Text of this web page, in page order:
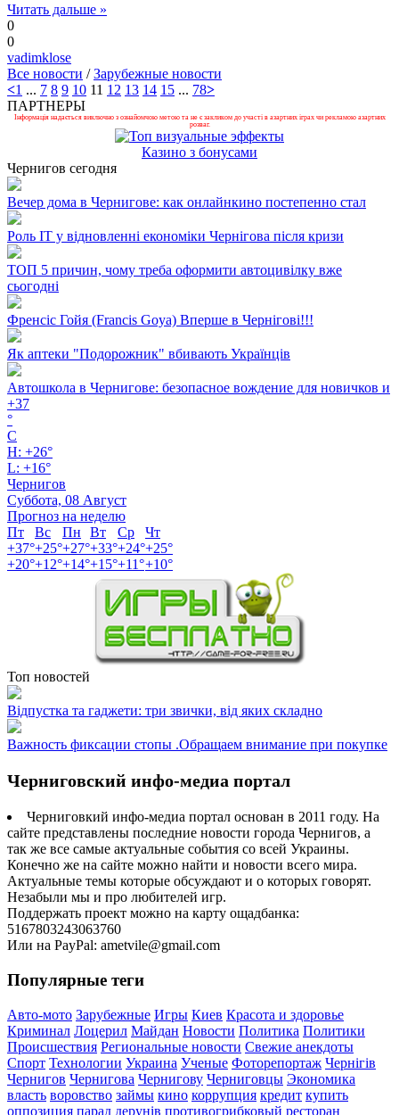
Читать дальше »
0
0
vadimklose
Все новости /Зарубежные новости
<1 ... 7 8 9 10 11 12 13 14 15 ... 78>
ПАРТНЕРЫ
Інформація надається виключно з ознайомчою метою та не є закликом до участі в азартних іграх чи рекламою азартних
розваг.
Казино з бонусами
Чернигов сегодня
Вечер дома в Чернигове: как онлайнкино постепенно стал
Роль ІТ у відновленні економіки Чернігова після кризи
ТОП 5 причин, чому треба оформити автоцивілку вже
сьогодні
Френсіс Гойя (Francis Goya) Вперше в Чернігові!!!
Як аптеки "Подорожник" вбивають Українців
Автошкола в Чернигове: безопасное вождение для новичков и
+37
°
C
H: +26°
L: +16°
Чернигов
Суббота, 08 Август
Прогноз на неделю
Пт
Вс Пн Вт Ср
Чт
+37°+25°+27°+33°+24°+25°
+20°+12°+14°+15°+11°+10°
Топ новостей
Відпустка та гаджети: три звички, від яких складно
Важность фиксации стопы .Обращаем внимание при покупке
Черниговский инфо-медиа портал
Черниговкий инфо-медиа портал основан в 2011 году. На
сайте представлены последние новости города Чернигов, а
так же все самые актуальные события со всей Украины.
Конечно же на сайте можно найти и новости всего мира.
Актуальные темы которые обсуждают и о которых говорят.
Незабыли мы и про любителей игр.
Поддержать проект можно на карту ощадбанка:
5167803243063760
Или на PayPal: ametvile@gmail.com
Популярные теги
Авто-мото Зарубежные Игры Киев Красота и здоровье
Криминал Лоцерил Майдан Новости Политика Политики
Происшествия Региональные новости Свежие анекдоты
Спорт Технологии Украина Ученые Фоторепортаж Чернігів
Чернигов Чернигова Чернигову Черниговцы Экономика
власть воровство займы кино коррупция кредит купить
оппозиция парад дерунів противогрибковый ресторан